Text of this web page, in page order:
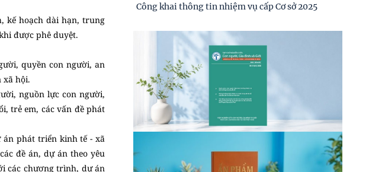
kế hoạch dài hạn, trung
được phê duyệt.
quyền con người, an
xã hội.
nguồn lực con người,
trẻ em, các vấn đề phát
án phát triển kinh tế - xã
đề án, dự án theo yêu
các chương trình, dự án
Công khai thông tin nhiệm vụ cấp Cơ sở 2025
Thư mời viết bài hội thảo khoa học thường niên
về nghiên cứu con người “NÂNG CAO CHẤT
LƯỢNG CUỘC
Thông báo triệu tập thí sinh đủ điều kiện, tiêu
chuẩn, tham gia sát hạch trình độ hiểu biết
chung
Thông báo kết quả kiểm tra điều kiện, tiêu
chuẩn, văn bằng, chứng chỉ đối với thí sinh đăng